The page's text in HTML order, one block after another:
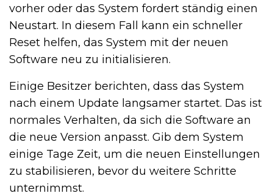
vorher oder das System fordert ständig einen
Neustart. In diesem Fall kann ein schneller
Reset helfen, das System mit der neuen
Software neu zu initialisieren.
Einige Besitzer berichten, dass das System
nach einem Update langsamer startet. Das ist
normales Verhalten, da sich die Software an
die neue Version anpasst. Gib dem System
einige Tage Zeit, um die neuen Einstellungen
zu stabilisieren, bevor du weitere Schritte
unternimmst.